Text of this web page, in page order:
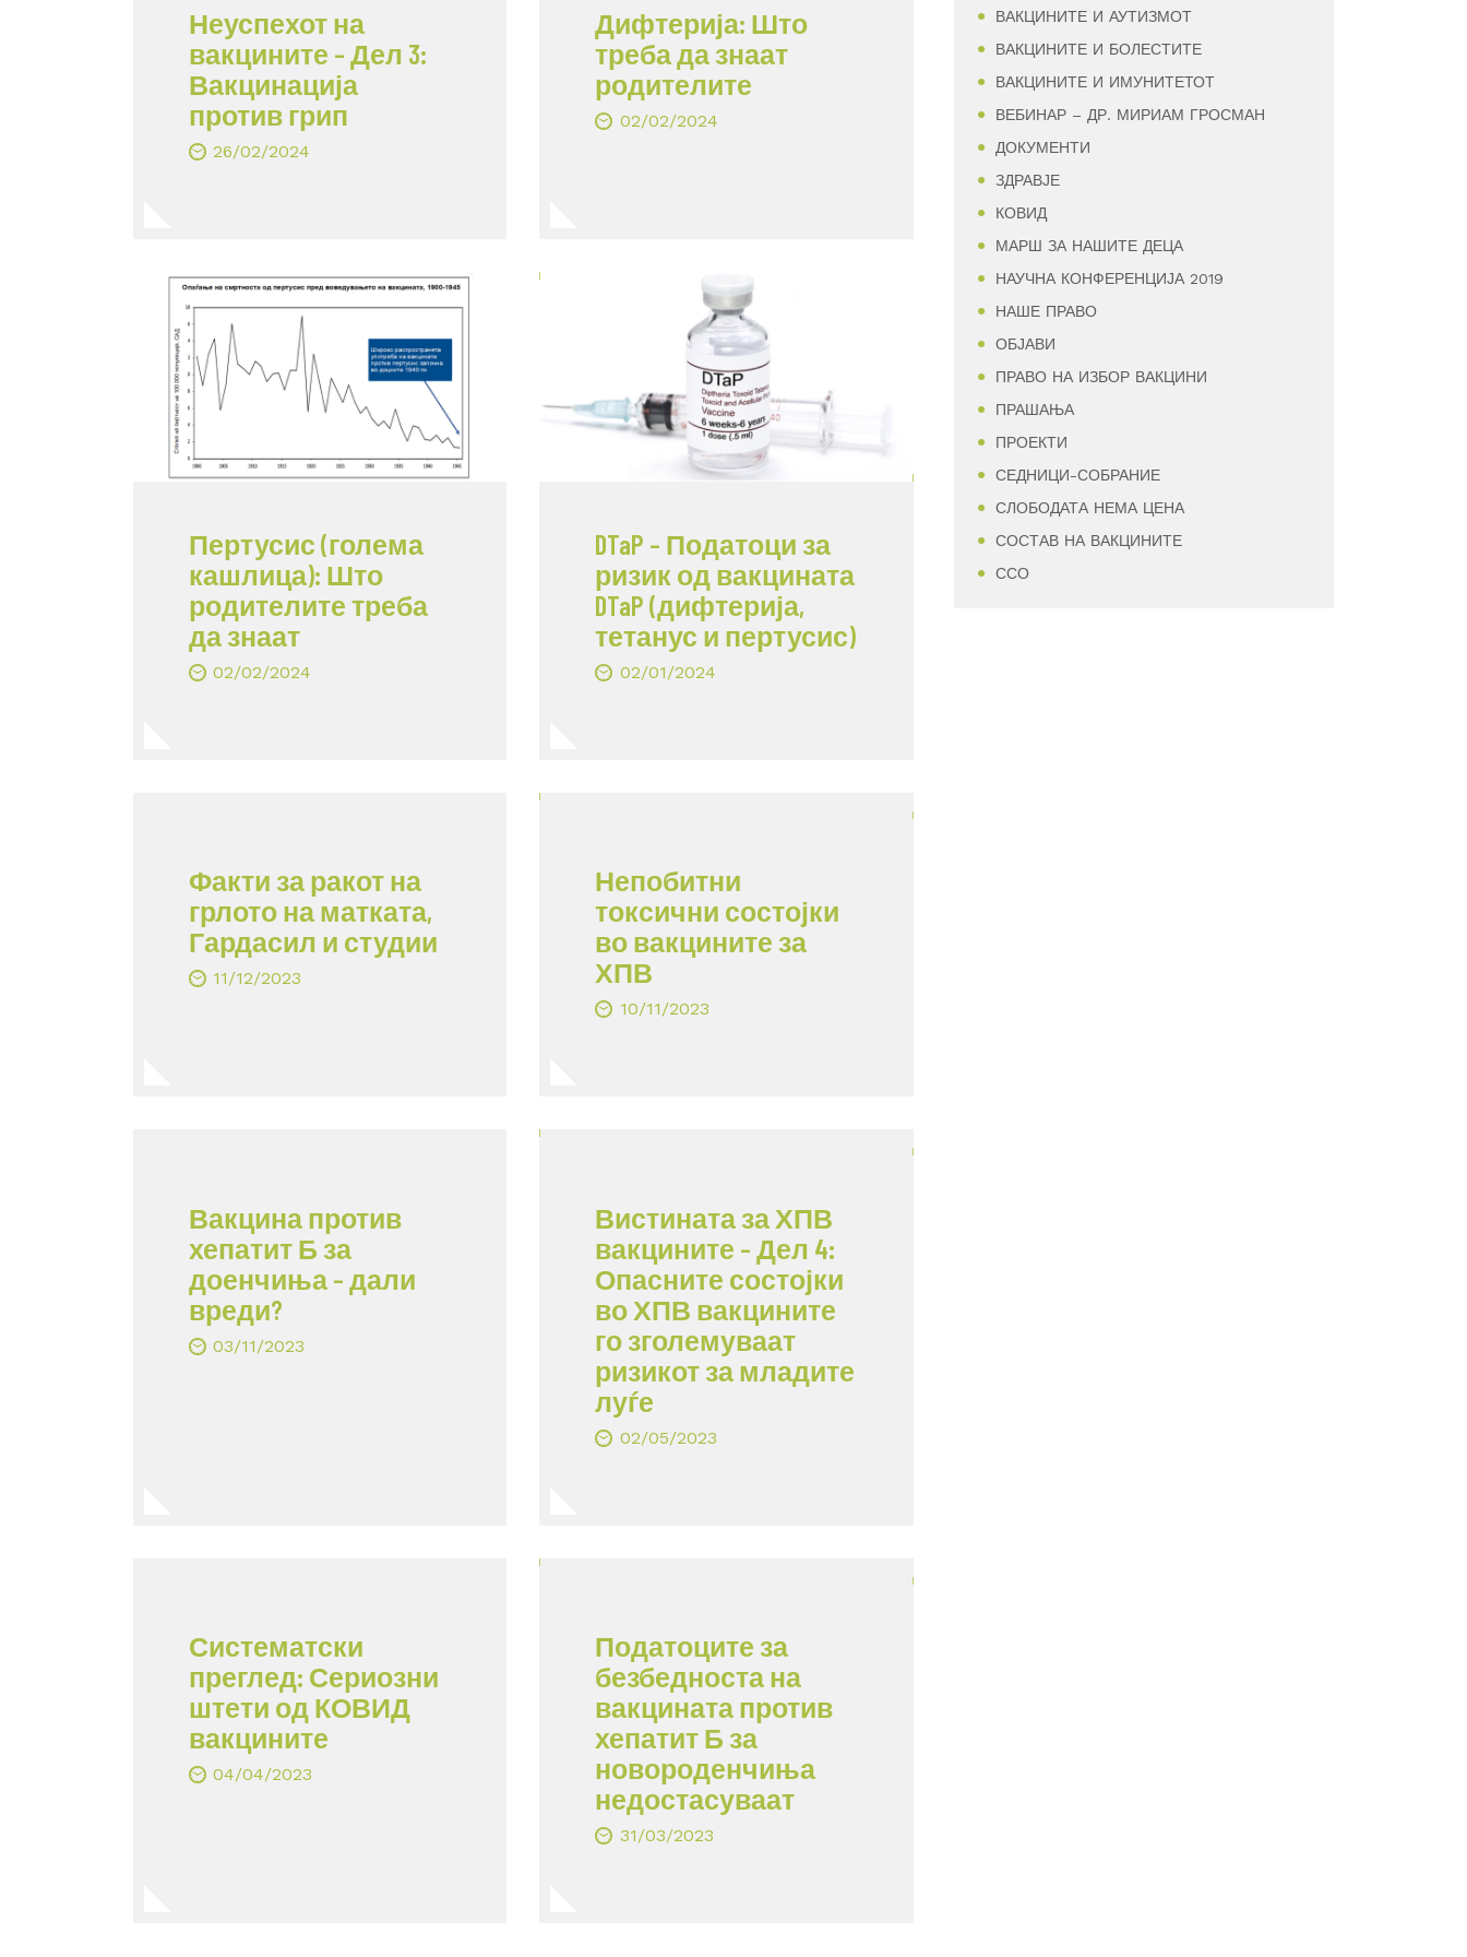
Неуспехот на
вакцините – Дел 3:
Вакцинација
против грип
26/02/2024
Дифтерија: Што
треба да знаат
родителите
02/02/2024
Пертусис (голема
кашлица): Што
родителите треба
да знаат
02/02/2024
DTaP – Податоци за
ризик од вакцината
DTaP (дифтерија,
тетанус и пертусис)
02/01/2024
Факти за ракот на
грлото на матката,
Гардасил и студии
11/12/2023
Непобитни
токсични состојки
во вакцините за
ХПВ
10/11/2023
Вакцина против
хепатит Б за
доенчиња – дали
вреди?
03/11/2023
Вистината за ХПВ
вакцините – Дел 4:
Опасните состојки
во ХПВ вакцините
го зголемуваат
ризикот за младите
луѓе
02/05/2023
Систематски
преглед: Сериозни
штети од КОВИД
вакцините
04/04/2023
Податоците за
безбедноста на
вакцината против
хепатит Б за
новороденчиња
недостасуваат
31/03/2023
ВАКЦИНИТЕ И АУТИЗМОТ
ВАКЦИНИТЕ И БОЛЕСТИТЕ
ВАКЦИНИТЕ И ИМУНИТЕТОТ
ВЕБИНАР – ДР. МИРИАМ ГРОСМАН
ДОКУМЕНТИ
ЗДРАВЈЕ
КОВИД
МАРШ ЗА НАШИТЕ ДЕЦА
НАУЧНА КОНФЕРЕНЦИЈА 2019
НАШЕ ПРАВО
ОБЈАВИ
ПРАВО НА ИЗБОР ВАКЦИНИ
ПРАШАЊА
ПРОЕКТИ
СЕДНИЦИ-СОБРАНИЕ
СЛОБОДАТА НЕМА ЦЕНА
СОСТАВ НА ВАКЦИНИТЕ
ССО